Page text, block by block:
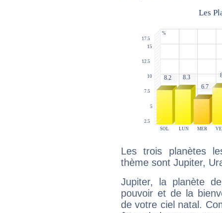
Les trois planètes
thème sont Jupiter,
Jupiter, la planète
pouvoir et de la
de votre ciel natal.